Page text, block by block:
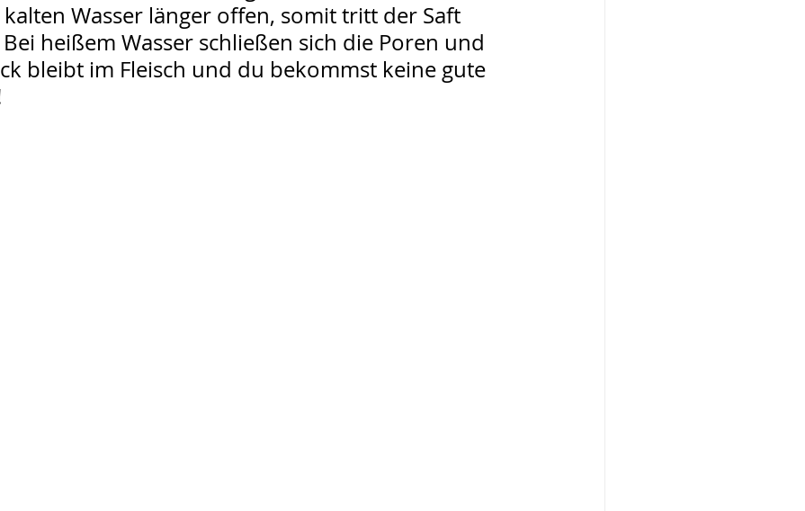
Wasser länger offen, somit tritt der Saft
heißem Wasser schließen sich die Poren und
bleibt im Fleisch und du bekommst keine gute